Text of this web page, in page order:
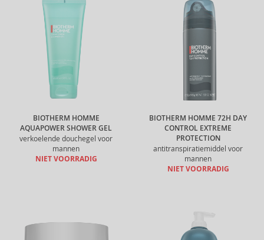
BIOTHERM HOMME
AQUAPOWER SHOWER GEL
verkoelende douchegel voor
mannen
NIET VOORRADIG
BIOTHERM HOMME 72H DAY
CONTROL EXTREME
PROTECTION
antitranspiratiemiddel voor
mannen
NIET VOORRADIG